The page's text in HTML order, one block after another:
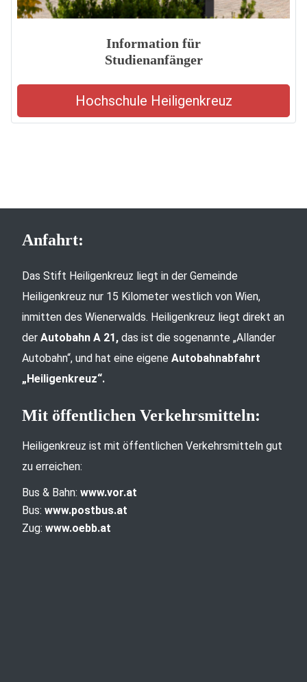
Information für
Studienanfänger
Hochschule Heiligenkreuz
Anfahrt:
Das Stift Heiligenkreuz liegt in der Gemeinde
Heiligenkreuz nur 15 Kilometer westlich von Wien,
inmitten des Wienerwalds. Heiligenkreuz liegt direkt an
der Autobahn A 21, das ist die sogenannte „Allander
Autobahn“, und hat eine eigene Autobahnabfahrt
„Heiligenkreuz“.
Mit öffentlichen Verkehrsmitteln:
Heiligenkreuz ist mit öffentlichen Verkehrsmitteln gut
zu erreichen:
Bus & Bahn: www.vor.at
Bus: www.postbus.at
Zug: www.oebb.at